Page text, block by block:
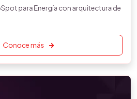
para Energía con arquitectura de
Conoce más